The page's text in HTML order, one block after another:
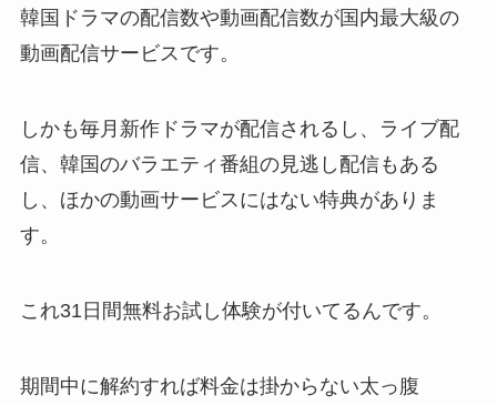
韓国ドラマの配信数や動画配信数が国内最大級の
動画配信サービスです。
しかも毎月新作ドラマが配信されるし、ライブ配
信、韓国のバラエティ番組の見逃し配信もある
し、ほかの動画サービスにはない特典がありま
す。
これ31日間無料お試し体験が付いてるんです。
期間中に解約すれば料金は掛からない太っ腹